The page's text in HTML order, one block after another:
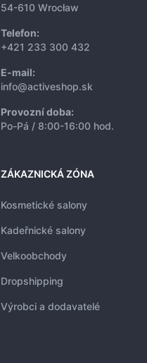
54-610 Wrocław
Telefon:
+421 233 300 432
E-mail:
info@activeshop.sk
Provozní doba:
Po-Pá / 8:00-16:00 hod.
ZÁKAZNICKÁ ZÓNA
Kosmetické salony
Kadeřnické salony
Velkoobchody
Dropshipping
Výrobci a dodavatelé